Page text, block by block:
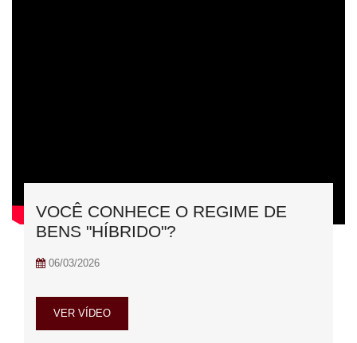
VOCÊ CONHECE O REGIME DE
BENS "HÍBRIDO"?
06/03/2026
VER VÍDEO